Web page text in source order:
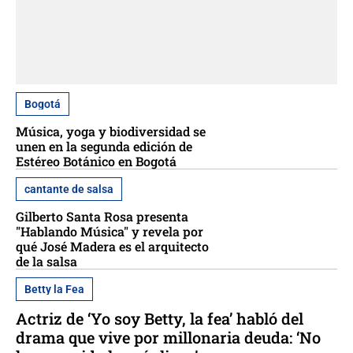
Bogotá
Música, yoga y biodiversidad se
unen en la segunda edición de
Estéreo Botánico en Bogotá
cantante de salsa
Gilberto Santa Rosa presenta
"Hablando Música" y revela por
qué José Madera es el arquitecto
de la salsa
Betty la Fea
Actriz de ‘Yo soy Betty, la fea’ habló del
drama que vive por millonaria deuda: ‘No